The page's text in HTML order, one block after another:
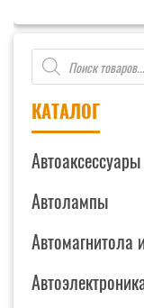
Поиск
товаров
КАТАЛОГ
Автолампы
Автомагнитола